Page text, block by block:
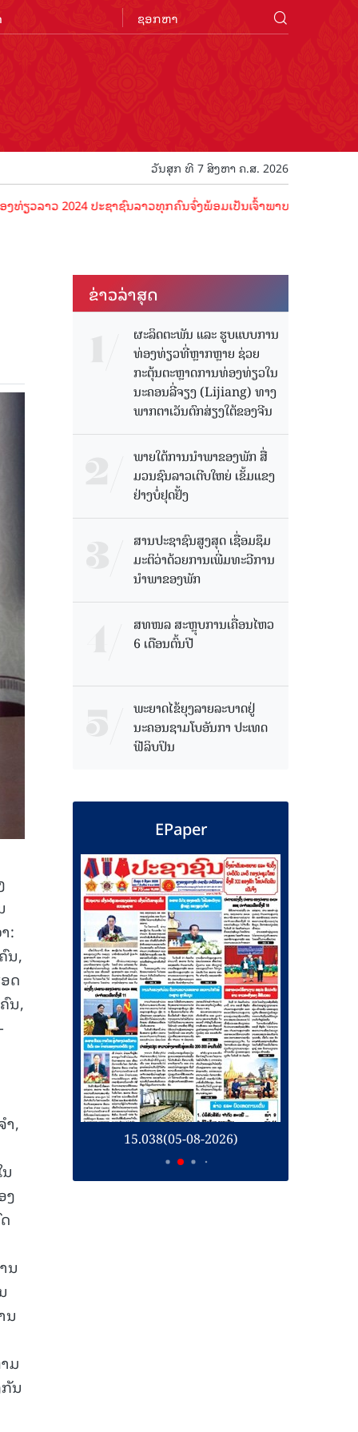
ວັນສຸກ ທີ 7 ສິງຫາ ຄ.ສ. 2026
ວ 2024 ປະຊາຊົນລາວທຸກຄົນຈົ່ງພ້ອມເປັນເຈົ້າພາບທີ່ດີ ຕ້ອນຮັບນັກທ່ອງ
:
ນ,
ດ
ນ,
ຳ,
ງ
ນ
ນ
ມ
ນ
ຂ່າວ​ລ່າ​ສຸດ
ຜະລິດຕະພັນ ແລະ ຮູບແບບການ
ທ່ອງທ່ຽວທີ່ຫຼາກຫຼາຍ ຊ່ວຍ
ກະຕຸ້ນຕະຫຼາດການທ່ອງທ່ຽວໃນ
ນະຄອນລີ່ຈຽງ (Lijiang) ທາງ
ພາກຕາເວັນຕົກສ່ຽງໃຕ້ຂອງຈີນ
ພາຍໃຕ້ການນໍາພາຂອງພັກ ສື່
ມວນຊົນລາວເຕີບໃຫຍ່ ເຂັ້ມແຂງ
ຢ່າງບໍ່ຢຸດຢັ້ງ
ສານປະຊາຊົນສູງສຸດ ເຊື່ອມຊຶມ
ມະຕິວ່າດ້ວຍການເພີ່ມທະວີການ
ນຳພາຂອງພັກ
ສທໜລ ສະຫຼຸບການເຄື່ອນໄຫວ
6 ເດືອນຕົ້ນປີ
ພະຍາດໄຂ້ຍຸງລາຍລະບາດຢູ່
ນະຄອນຊາມໂບ​ອັນກາ ປະເທດ
ຟີລິບປິນ
EPaper
15.038(05-08-2026)